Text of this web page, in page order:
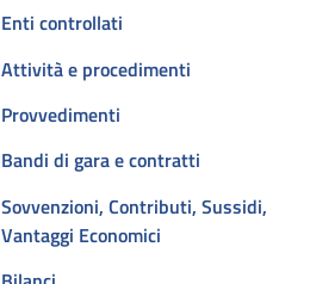
Enti controllati
Attività e procedimenti
Provvedimenti
Bandi di gara e contratti
Sovvenzioni, Contributi, Sussidi,
Vantaggi Economici